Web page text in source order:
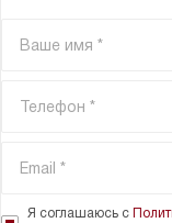
Я соглашаюсь с